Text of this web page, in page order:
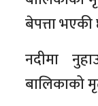
बेपत्ता
नदीमा
बालिकाको